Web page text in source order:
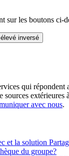
sur les boutons ci-
inversé
qui répondent
sources
avec nous.
et la solution
du groupe?